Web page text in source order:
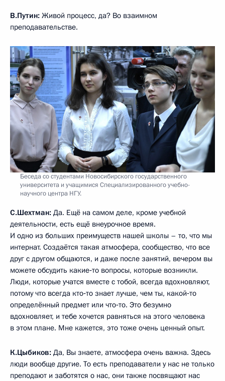
В.Путин: Живой процесс, да? Во взаимном
преподавательстве.
Беседа со студентами Новосибирского государственного
университета и учащимися Специализированного учебно-
научного центра НГУ.
С.Шехтман: Да. Ещё на самом деле, кроме учебной
деятельности, есть ещё внеурочное время.
И одно из больших преимуществ нашей школы – то, что мы
интернат. Создаётся такая атмосфера, сообщество, что все
друг с другом общаются, и даже после занятий, вечером вы
можете обсудить какие‑то вопросы, которые возникли.
Люди, которые учатся вместе с тобой, всегда вдохновляют,
потому что всегда кто‑то знает лучше, чем ты, какой‑то
определённый предмет или что‑то. Это безумно
вдохновляет, и тебе хочется равняться на этого человека
в этом плане. Мне кажется, это тоже очень ценный опыт.
К.Цыбиков: Да, Вы знаете, атмосфера очень важна. Здесь
люди вообще другие. То есть преподаватели у нас не только
преподают и заботятся о нас, они также посвящают нас